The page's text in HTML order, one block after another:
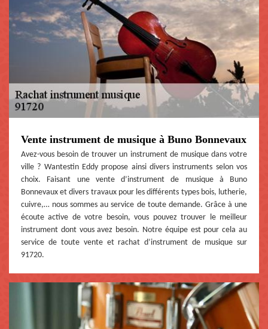
Vente instrument de musique à Buno Bonnevaux
Avez-vous besoin de trouver un instrument de musique dans votre
ville ? Wantestin Eddy propose ainsi divers instruments selon vos
choix. Faisant une vente d’instrument de musique à Buno
Bonnevaux et divers travaux pour les différents types bois, lutherie,
cuivre,… nous sommes au service de toute demande. Grâce à une
écoute active de votre besoin, vous pouvez trouver le meilleur
instrument dont vous avez besoin. Notre équipe est pour cela au
service de toute vente et rachat d’instrument de musique sur
91720.